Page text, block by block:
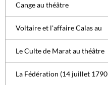
Cange au théâtre
Voltaire et l'affaire Calas au
Le Culte de Marat au théâtre
La Fédération (14 juillet 1790